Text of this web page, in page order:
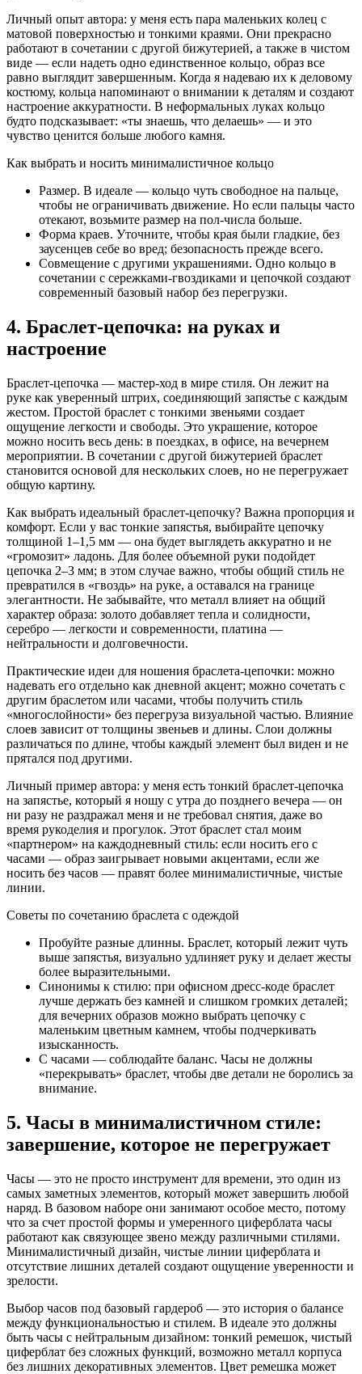
Личный опыт автора: у меня есть пара маленьких колец с
матовой поверхностью и тонкими краями. Они прекрасно
работают в сочетании с другой бижутерией, а также в чистом
виде — если надеть одно единственное кольцо, образ все
равно выглядит завершенным. Когда я надеваю их к деловому
костюму, кольца напоминают о внимании к деталям и создают
настроение аккуратности. В неформальных луках кольцо
будто подсказывает: «ты знаешь, что делаешь» — и это
чувство ценится больше любого камня.
Как выбрать и носить минималистичное кольцо
Размер. В идеале — кольцо чуть свободное на пальце,
чтобы не ограничивать движение. Но если пальцы часто
отекают, возьмите размер на пол-числа больше.
Форма краев. Уточните, чтобы края были гладкие, без
заусенцев себе во вред; безопасность прежде всего.
Совмещение с другими украшениями. Одно кольцо в
сочетании с сережками-гвоздиками и цепочкой создают
современный базовый набор без перегрузки.
4. Браслет-цепочка: на руках и
настроение
Браслет-цепочка — мастер-ход в мире стиля. Он лежит на
руке как уверенный штрих, соединяющий запястье с каждым
жестом. Простой браслет с тонкими звеньями создает
ощущение легкости и свободы. Это украшение, которое
можно носить весь день: в поездках, в офисе, на вечернем
мероприятии. В сочетании с другой бижутерией браслет
становится основой для нескольких слоев, но не перегружает
общую картину.
Как выбрать идеальный браслет-цепочку? Важна пропорция и
комфорт. Если у вас тонкие запястья, выбирайте цепочку
толщиной 1–1,5 мм — она будет выглядеть аккуратно и не
«громозит» ладонь. Для более объемной руки подойдет
цепочка 2–3 мм; в этом случае важно, чтобы общий стиль не
превратился в «гвоздь» на руке, а оставался на границе
элегантности. Не забывайте, что металл влияет на общий
характер образа: золото добавляет тепла и солидности,
серебро — легкости и современности, платина —
нейтральности и долговечности.
Практические идеи для ношения браслета-цепочки: можно
надевать его отдельно как дневной акцент; можно сочетать с
другим браслетом или часами, чтобы получить стиль
«многослойности» без перегруза визуальной частью. Влияние
слоев зависит от толщины звеньев и длины. Слои должны
различаться по длине, чтобы каждый элемент был виден и не
прятался под другими.
Личный пример автора: у меня есть тонкий браслет-цепочка
на запястье, который я ношу с утра до позднего вечера — он
ни разу не раздражал меня и не требовал снятия, даже во
время рукоделия и прогулок. Этот браслет стал моим
«партнером» на каждодневный стиль: если носить его с
часами — образ заигрывает новыми акцентами, если же
носить без часов — правят более минималистичные, чистые
линии.
Советы по сочетанию браслета с одеждой
Пробуйте разные длинны. Браслет, который лежит чуть
выше запястья, визуально удлиняет руку и делает жесты
более выразительными.
Синонимы к стилю: при офисном дресс-коде браслет
лучше держать без камней и слишком громких деталей;
для вечерних образов можно выбрать цепочку с
маленьким цветным камнем, чтобы подчеркивать
изысканность.
С часами — соблюдайте баланс. Часы не должны
«перекрывать» браслет, чтобы две детали не боролись за
внимание.
5. Часы в минималистичном стиле:
завершение, которое не перегружает
Часы — это не просто инструмент для времени, это один из
самых заметных элементов, который может завершить любой
наряд. В базовом наборе они занимают особое место, потому
что за счет простой формы и умеренного циферблата часы
работают как связующее звено между различными стилями.
Минималистичный дизайн, чистые линии циферблата и
отсутствие лишних деталей создают ощущение уверенности и
зрелости.
Выбор часов под базовый гардероб — это история о балансе
между функциональностью и стилем. В идеале это должны
быть часы с нейтральным дизайном: тонкий ремешок, чистый
циферблат без сложных функций, возможно металл корпуса
без лишних декоративных элементов. Цвет ремешка может